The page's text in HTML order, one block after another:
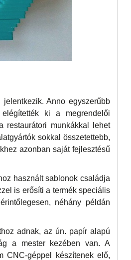
Anno egyszerűbb
ki a megrendelői
restaurátori munkákkal lehet
sokkal összetettebb,
azonban saját fejlesztésű
használt sablonok családja
is erősíti a termék speciális
néhány példán
adnak, az ún. papír alapú
a mester kezében van. A
CNC-géppel készítenek elő,